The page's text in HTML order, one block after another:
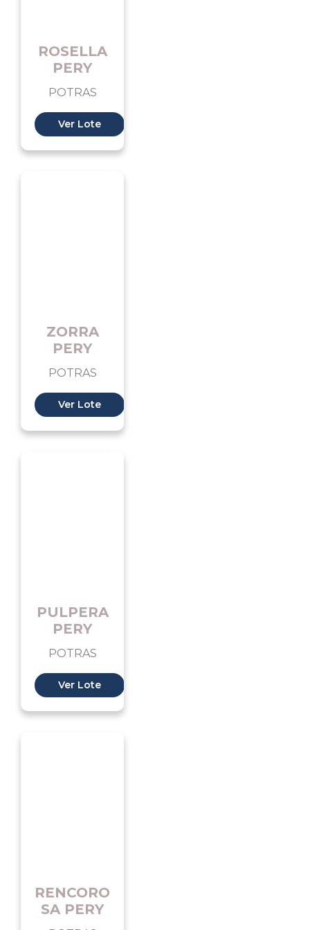
ROSELLA
PERY
POTRAS
Ver Lote
ZORRA
PERY
POTRAS
Ver Lote
PULPERA
PERY
POTRAS
Ver Lote
RENCORO
SA PERY